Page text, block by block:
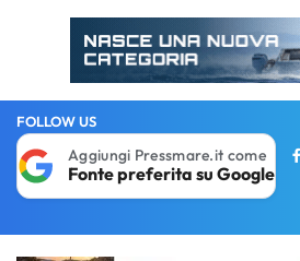
FOLLOW US
Aggiungi Pressmare.it come
Fonte preferita su Google